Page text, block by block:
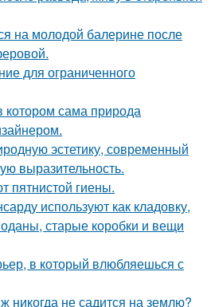
на молодой балерине после
для ограниченного
котором сама природа
эстетику, современный
выразительность.
пятнистой гиены.
используют как кладовку,
старые коробки и вещи
в который влюбляешься с
никогда не садится на землю?